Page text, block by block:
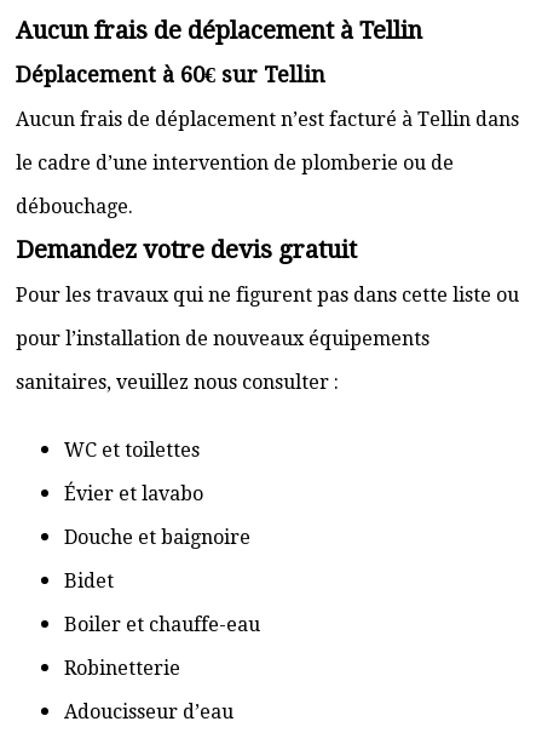
Aucun frais de déplacement à Tellin
Déplacement à 60€ sur Tellin
Aucun frais de déplacement n’est facturé à Tellin dans
le cadre d’une intervention de plomberie ou de
débouchage.
Demandez votre devis gratuit
Pour les travaux qui ne figurent pas dans cette liste ou
pour l’installation de nouveaux équipements
sanitaires, veuillez nous consulter :
WC et toilettes
Évier et lavabo
Douche et baignoire
Bidet
Boiler et chauffe-eau
Robinetterie
Adoucisseur d’eau